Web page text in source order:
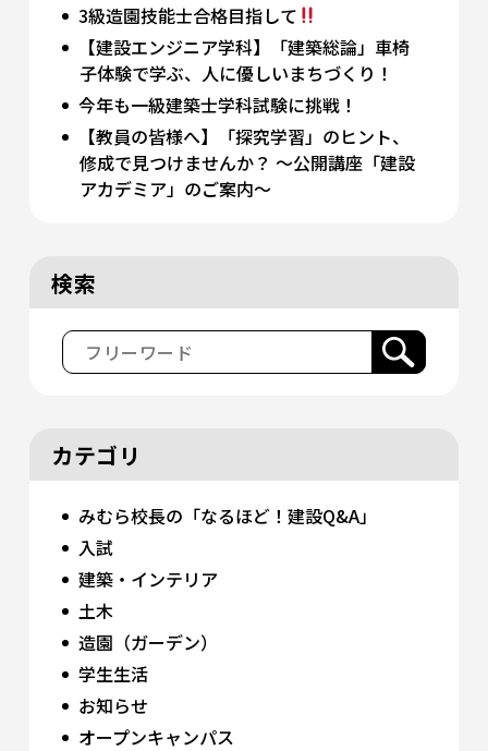
3級造園技能士合格目指して
【建設エンジニア学科】「建築総論」車椅
子体験で学ぶ、人に優しいまちづくり！
今年も一級建築士学科試験に挑戦！
【教員の皆様へ】「探究学習」のヒント、
修成で見つけませんか？ 〜公開講座「建設
アカデミア」のご案内〜
検索
カテゴリ
みむら校長の「なるほど！建設Q&A」
入試
建築・インテリア
土木
造園（ガーデン）
学生生活
お知らせ
オープンキャンパス